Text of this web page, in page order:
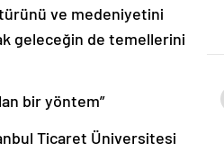
ve medeniyetini
geleceğin de temellerini
bir yöntem”
Ticaret Üniversitesi